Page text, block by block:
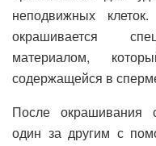
неподвижных
окрашивается
материалом,
содержащейся в
После окрашивания
один за другим с